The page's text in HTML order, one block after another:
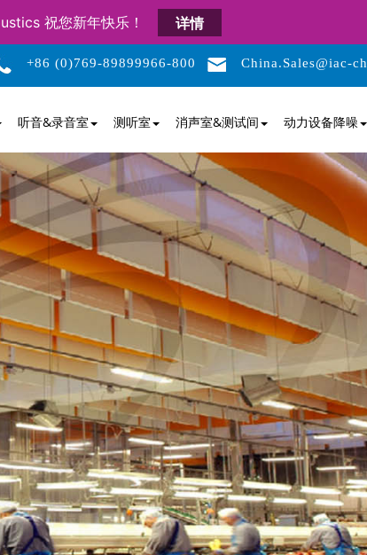
祝您新年快乐！ 详情
+86 (0)769-89899966-800 China.Sales@iac-
听音&录音室 测听室 消声室&测试间 动力设备降噪